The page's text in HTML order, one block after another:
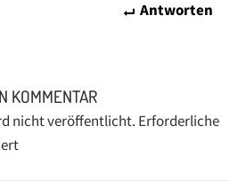
Antworten
KOMMENTAR
nicht veröffentlicht. Erforderliche